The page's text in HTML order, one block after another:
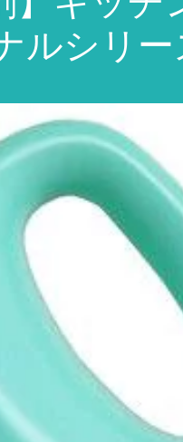
ルシリ